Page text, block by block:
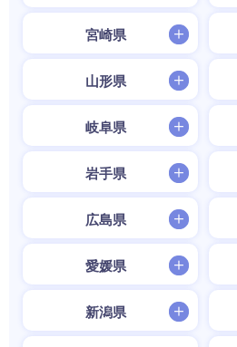
宮崎県
山形県
岐阜県
岩手県
広島県
愛媛県
新潟県